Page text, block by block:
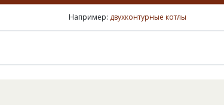
Например: двухконтурные котлы